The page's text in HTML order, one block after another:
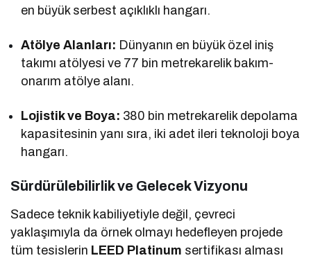
en büyük serbest açıklıklı hangarı.
Atölye Alanları: Dünyanın en büyük özel iniş
takımı atölyesi ve 77 bin metrekarelik bakım-
onarım atölye alanı.
Lojistik ve Boya: 380 bin metrekarelik depolama
kapasitesinin yanı sıra, iki adet ileri teknoloji boya
hangarı.
Sürdürülebilirlik ve Gelecek Vizyonu
Sadece teknik kabiliyetiyle değil, çevreci
yaklaşımıyla da örnek olmayı hedefleyen projede
tüm tesislerin LEED Platinum sertifikası alması